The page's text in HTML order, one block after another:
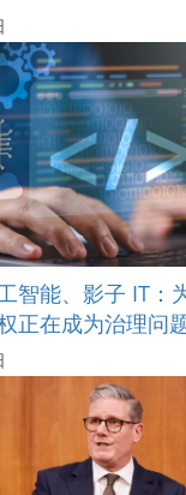
智能、影子 IT：
正在成为治理问